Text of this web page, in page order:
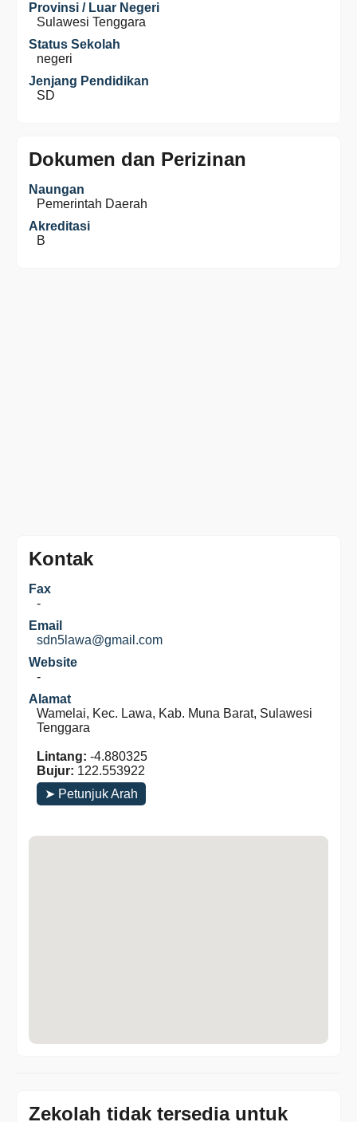
Provinsi / Luar Negeri
Sulawesi Tenggara
Status Sekolah
negeri
Jenjang Pendidikan
SD
Dokumen dan Perizinan
Naungan
Pemerintah Daerah
Akreditasi
B
Kontak
Fax
-
Email
sdn5lawa@gmail.com
Website
-
Alamat
Wamelai, Kec. Lawa, Kab. Muna Barat, Sulawesi
Tenggara
Lintang: -4.880325
Bujur: 122.553922
➤ Petunjuk Arah
Zekolah tidak tersedia untuk